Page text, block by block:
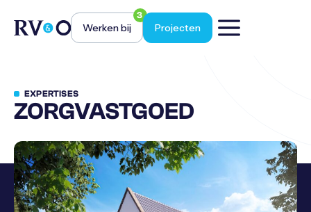
Werken bij
3
Projecten
EXPERTISES
ZORGVASTGOED